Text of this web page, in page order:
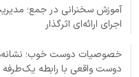
آموزش سخنرانی در جمع؛
اجرای ارائه‌ای اثرگذار
خصوصیات دوست خوب؛
دوست واقعی با رابطه یک‌طرفه